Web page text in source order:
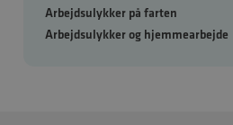
Arbejdsulykker på farten
Arbejdsulykker og hjemmearbejde